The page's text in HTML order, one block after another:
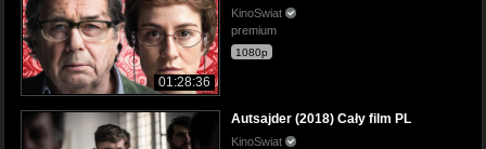
01:28:36
KinoSwiat
premium
1080p
Autsajder (2018) Cały film PL
KinoSwiat